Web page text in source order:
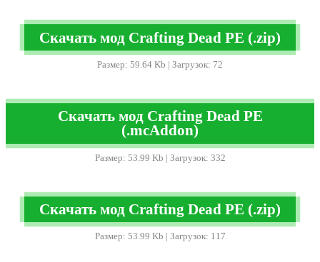
Скачать мод Crafting Dead PE (.zip)
Размер: 59.64 Kb | Загрузок: 72
Скачать мод Crafting Dead PE
(.mcAddon)
Размер: 53.99 Kb | Загрузок: 332
Скачать мод Crafting Dead PE (.zip)
Размер: 53.99 Kb | Загрузок: 117